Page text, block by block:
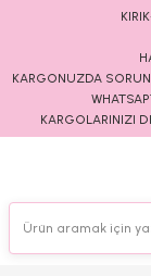
KARGONUZDA
KARGOLARINIZI